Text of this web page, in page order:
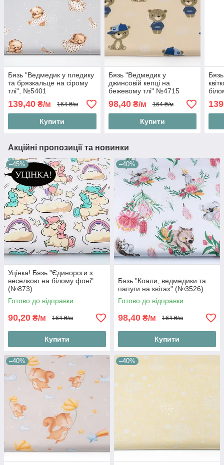
Бязь "Ведмедик у пледику
та брязкальце на сірому
тлі", №5401
139,40 ₴/м 164 ₴/м
Купити
Бязь "Ведмедик у
джинсовій кепці на
бежевому тлі" №4715
98,40₴/м 164 ₴/м
Купити
Акційні пропозиції та новинки
–45%
Уцінка! Бязь "Єдинороги з
веселкою на білому фоні"
(№873)
Готово до відправки
90,20 ₴/м 164 ₴/м
Купити
–40%
Бязь "Коали, ведмедики та
папуги на квітах" (№3526)
Готово до відправки
98,40 ₴/м 164 ₴/м
Купити
–40% –40%